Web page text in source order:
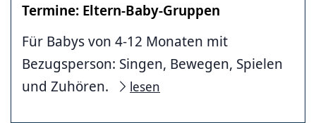
Termine: Eltern-Baby-Gruppen
Für Babys von 4-12 Monaten mit
Bezugsperson: Singen, Bewegen, Spielen
und Zuhören.
lesen